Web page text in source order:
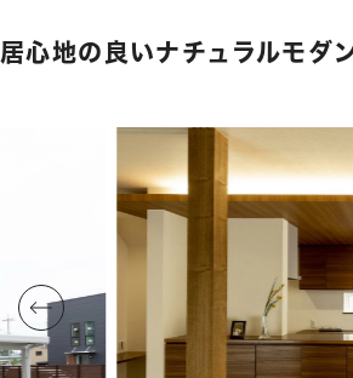
居心地の良いナチュラルモダ